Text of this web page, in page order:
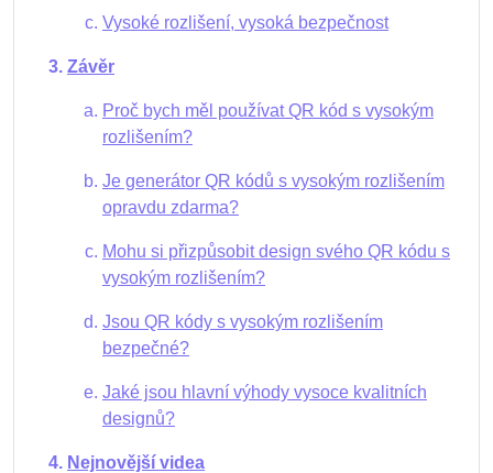
Vysoké rozlišení, vysoká bezpečnost
Závěr
Proč bych měl používat QR kód s vysokým
rozlišením?
Je generátor QR kódů s vysokým rozlišením
opravdu zdarma?
Mohu si přizpůsobit design svého QR kódu s
vysokým rozlišením?
Jsou QR kódy s vysokým rozlišením
bezpečné?
Jaké jsou hlavní výhody vysoce kvalitních
designů?
Nejnovější videa